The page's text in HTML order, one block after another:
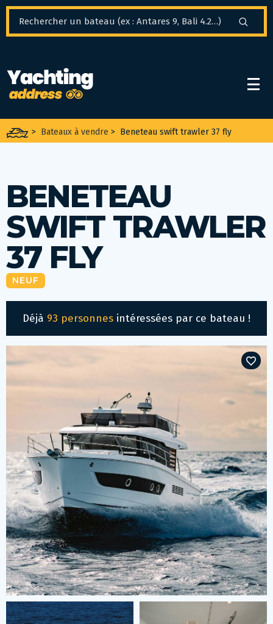
> Bateaux à vendre > Beneteau swift trawler 37 fly
BENETEAU
SWIFT TRAWLER
37 FLY
NEUF
Déjà 93 personnes intéressées par ce bateau !
Panneau de gestion des cookies